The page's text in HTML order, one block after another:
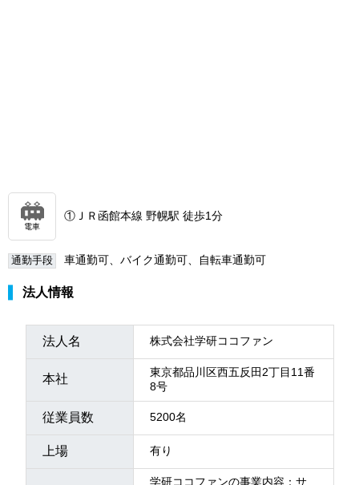
電車
①ＪＲ函館本線 野幌駅 徒歩1分
通勤手段 車通勤可、バイク通勤可、自転車通勤可
法人情報
法人名 株式会社学研ココファン
本社
東京都品川区西五反田2丁目11番
8号
従業員数 5200名
上場 有り
学研ココファンの事業内容：サ